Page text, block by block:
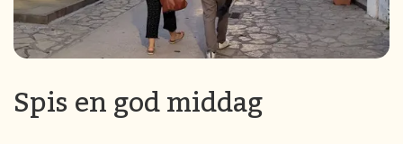
Spis en god middag